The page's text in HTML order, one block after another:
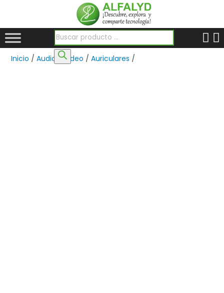
Búsqueda de productos
Inicio /Audio y Video /Auriculares /